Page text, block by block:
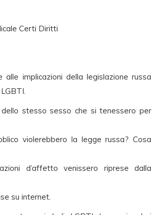
Certi Diritti
alle implicazioni della legislazione russa
stesso sesso che si tenessero per
violerebbero la legge russa? Cosa
d’affetto venissero riprese dalla
su internet.